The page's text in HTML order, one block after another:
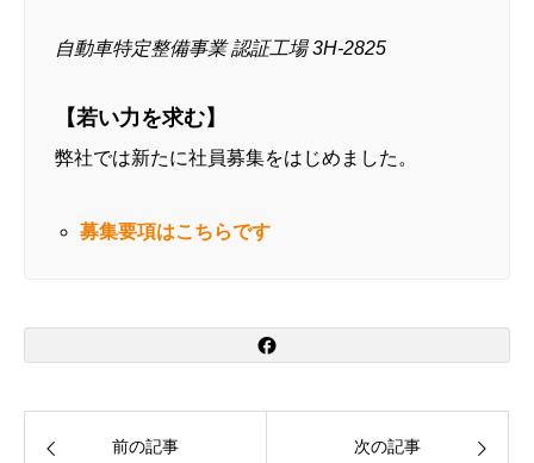
自動車特定整備事業 認証工場 3H-2825
【若い力を求む】
弊社では新たに社員募集をはじめました。
募集要項はこちらです
前の記事 次の記事